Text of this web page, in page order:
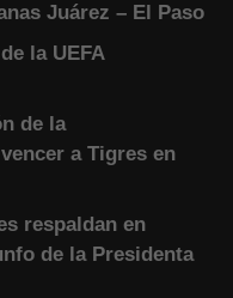
Juárez – El Paso
la UEFA
de la
a Tigres en
respaldan en
de la Presidenta